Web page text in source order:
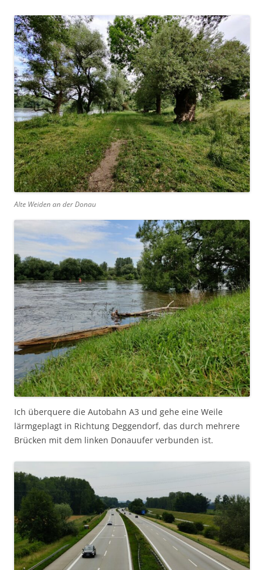
Alte Weiden an der Donau
Ich überquere die Autobahn A3 und gehe eine Weile
lärmgeplagt in Richtung Deggendorf, das durch mehrere
Brücken mit dem linken Donauufer verbunden ist.